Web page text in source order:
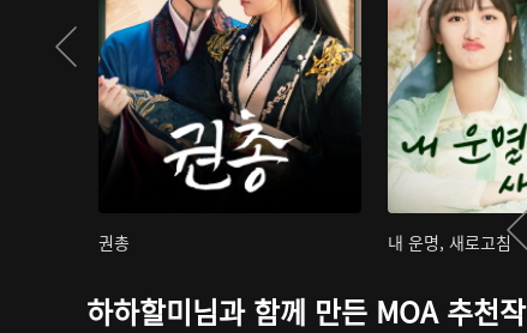
권총 내 운명, 새로고침
하하할미님과 함께 만든 MOA 추천작